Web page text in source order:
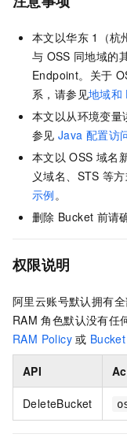
本文以华东 1（杭
与 OSS 同地域的
Endpoint。关于
系，请参见地域和
本文以从环境变量
参见 Java 配置访
本文以 OSS 域名
义域名、STS 等
示例。
删除 Bucket 前请
权限说明
阿里云账号默认拥有
RAM 角色默认没有任
RAM Policy 或
API
DeleteBucket